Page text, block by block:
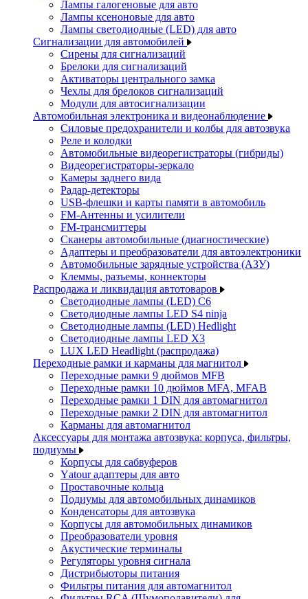
Лампы галогеновые для авто
Лампы ксеноновые для авто
Лампы светодиодные (LED) для авто
Сигнализации для автомобилей
Сирены для сигнализаций
Брелоки для сигнализаций
Активаторы центрального замка
Чехлы для брелоков сигнализаций
Модули для автосигнализации
Автомобильная электроника и видеонаблюдение
Силовые предохранители и колбы для автозвука
Реле и колодки
Автомобильные видеорегистраторы (гибриды)
Видеорегистраторы-зеркало
Камеры заднего вида
Радар-детекторы
USB-флешки и карты памяти в автомобиль
FM-Антенны и усилители
FM-трансмиттеры
Сканеры автомобильные (диагностические)
Адаптеры и преобразователи для автоэлектроники
Автомобильные зарядные устройства (АЗУ)
Клеммы, разъемы, коннекторы
Распродажа и ликвидация автотоваров
Светодиодные лампы (LED) C6
Светодиодные лампы LED S4 ninja
Светодиодные лампы (LED) Hedlight
Светодиодные лампы LED X3
LUX LED Headlight (распродажа)
Переходные рамки и карманы для магнитол
Переходные рамки 9 дюймов MFB
Переходные рамки 10 дюймов MFA, MFAB
Переходные рамки 1 DIN для автомагнитол
Переходные рамки 2 DIN для автомагнитол
Карманы для автомагнитол
Аксессуары для монтажа автозвука: корпуса, фильтры,
подиумы
Корпусы для сабвуферов
Yаtour адаптеры для авто
Проставочные кольца
Подиумы для автомобильных динамиков
Конденсаторы для автозвука
Корпусы для автомобильных динамиков
Преобразователи уровня
Акустические терминалы
Регуляторы уровня сигнала
Дистрибьюторы питания
Фильтры питания для автомагнитол